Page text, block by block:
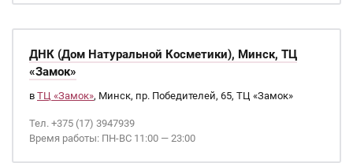
ДНК (Дом Натуральной Косметики), Минск, ТЦ
«Замок»
в ТЦ «Замок», Минск, пр. Победителей, 65, ТЦ «Замок»
Тел. +375 (17) 3947939
Время работы: ПН-ВС 11:00 — 23:00